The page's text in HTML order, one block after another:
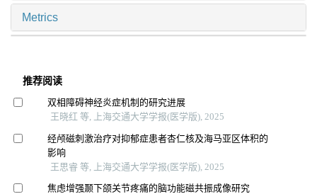
Metrics
推荐阅读
双相障碍神经炎症机制的研究进展
王晓红 等, 上海交通大学学报(医学版), 2025
经颅磁刺激治疗对抑郁症患者杏仁核及海马亚区体积的
影响
王思睿 等, 上海交通大学学报(医学版), 2025
焦虑增强颞下颌关节疼痛的脑功能磁共振成像研究